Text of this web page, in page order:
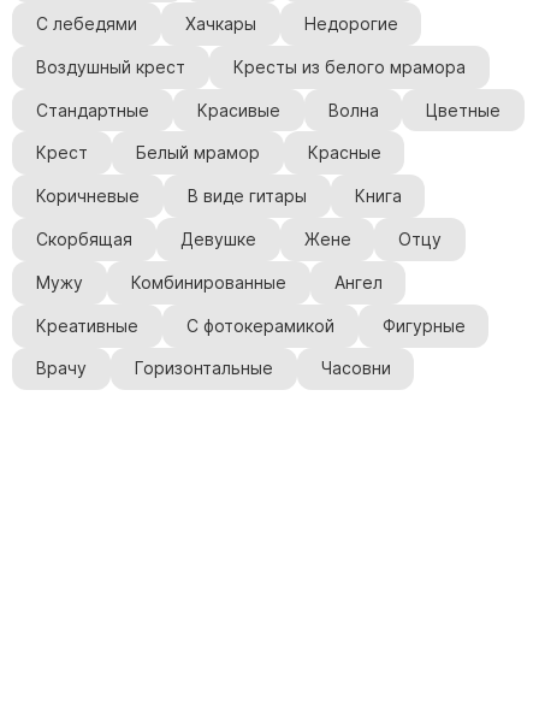
С лебедями Хачкары Недорогие
Воздушный крест Кресты из белого мрамора
Стандартные Красивые Волна Цветные
Крест Белый мрамор Красные
Коричневые В виде гитары Книга
Скорбящая Девушке Жене Отцу
Мужу Комбинированные Ангел
Креативные С фотокерамикой Фигурные
Врачу Горизонтальные Часовни